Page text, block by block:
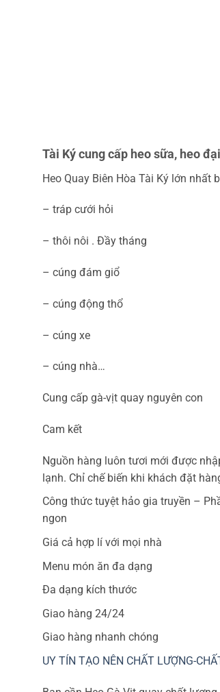
Tài Ký cung cấp heo sữa, heo
Heo Quay Biên Hòa Tài Ký lớn
– tráp cưới hỏi
– thôi nôi . Đầy tháng
– cúng đám giổ
– cúng động thổ
– cúng xe
– cúng nhà…
Cung cấp gà-vịt quay nguyên con
Cam kết
Nguồn hàng luôn tươi mới được
lạnh. Chỉ chế biến khi khách đặt
Công thức tuyệt hảo gia truyền –
ngon
Giá cả hợp lí với mọi nhà
Menu món ăn đa dạng
Đa dạng kích thước
Giao hàng 24/24
Giao hàng nhanh chóng
UY TÍN TẠO NÊN CHẤT LƯỢNG-